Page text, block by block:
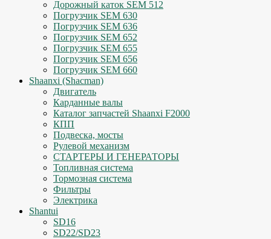
Дорожный каток SEM 512
Погрузчик SEM 630
Погрузчик SEM 636
Погрузчик SEM 652
Погрузчик SEM 655
Погрузчик SEM 656
Погрузчик SEM 660
Shaanxi (Shacman)
Двигатель
Карданные валы
Каталог запчастей Shaanxi F2000
КПП
Подвеска, мосты
Рулевой механизм
СТАРТЕРЫ И ГЕНЕРАТОРЫ
Топливная система
Тормозная система
Фильтры
Электрика
Shantui
SD16
SD22/SD23